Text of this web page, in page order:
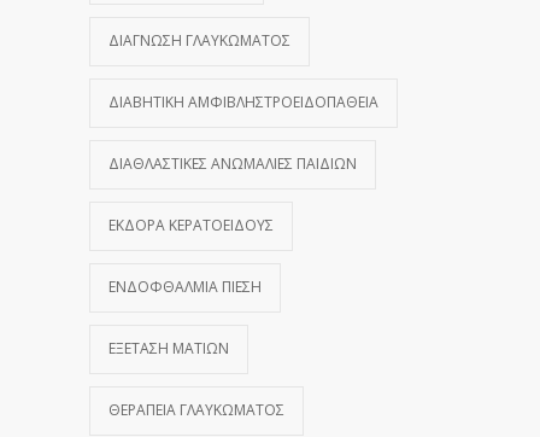
ΔΙΆΓΝΩΣΗ ΓΛΑΥΚΏΜΑΤΟΣ
ΔΙΑΒΗΤΙΚΉ ΑΜΦΙΒΛΗΣΤΡΟΕΙΔΟΠΆΘΕΙΑ
ΔΙΑΘΛΑΣΤΙΚΈΣ ΑΝΩΜΑΛΊΕΣ ΠΑΙΔΙΏΝ
ΕΚΔΟΡΆ ΚΕΡΑΤΟΕΙΔΟΎΣ
ΕΝΔΟΦΘΆΛΜΙΑ ΠΊΕΣΗ
ΕΞΈΤΑΣΗ ΜΑΤΙΏΝ
ΘΕΡΑΠΕΊΑ ΓΛΑΥΚΏΜΑΤΟΣ